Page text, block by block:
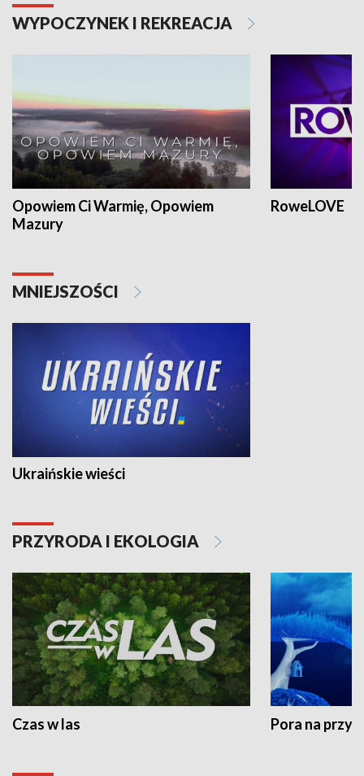
WYPOCZYNEK I REKREACJA
Opowiem Ci Warmię, Opowiem
Mazury
RoweLOVE
MNIEJSZOŚCI
Ukraińskie wieści
PRZYRODA I EKOLOGIA
Czas w las Pora na